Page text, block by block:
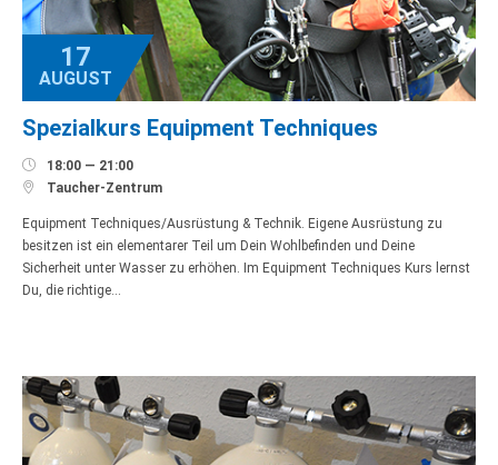
17
AUGUST
Spezialkurs Equipment Techniques
 18:00 — 21:00
 Taucher-Zentrum
Equipment Techniques/Ausrüstung & Technik. Eigene Ausrüstung zu
besitzen ist ein elementarer Teil um Dein Wohlbefinden und Deine
Sicherheit unter Wasser zu erhöhen. Im Equipment Techniques Kurs lernst
Du, die richtige…